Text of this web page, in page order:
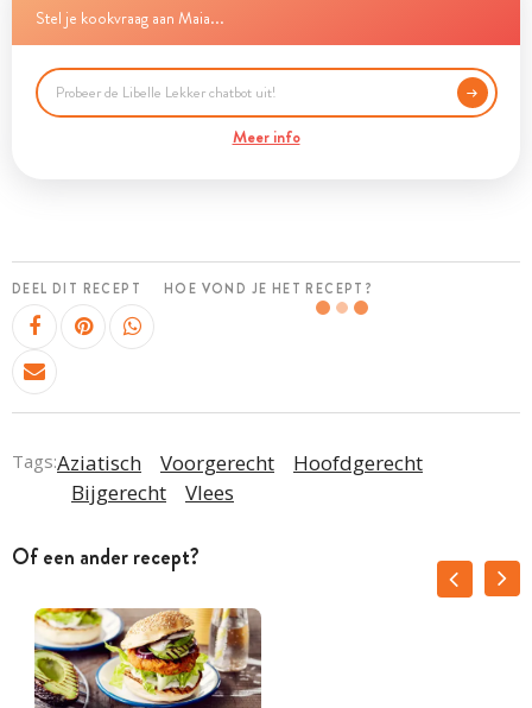
Stel je kookvraag aan Maia...
Meer info
DEEL DIT RECEPT HOE VOND JE HET RECEPT?
Tags:Aziatisch Voorgerecht
Hoofdgerecht
Bijgerecht
Vlees
Of een ander recept?